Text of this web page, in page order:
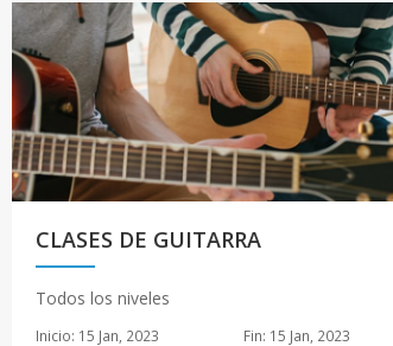
CLASES DE GUITARRA
Todos los niveles
Inicio: 15 Jan, 2023 Fin: 15 Jan, 2023